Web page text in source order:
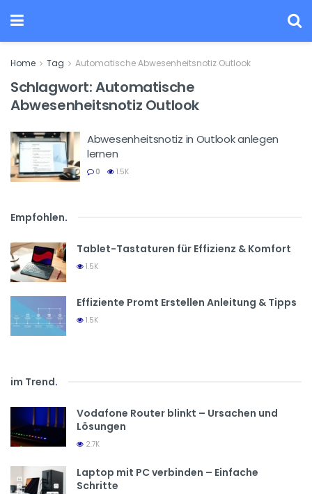
Home Tag Automatische Abwesenheitsnotiz Outlook
Schlagwort:Automatische
Abwesenheitsnotiz Outlook
Abwesenheitsnotiz in Outlook anlegen
lernen
0 1.5K
Empfohlen.
Tablet-Tastaturen für Effizienz & Komfort
1.5K
Effiziente Promt Erstellen Anleitung & Tipps
1.5K
im Trend.
Vodafone Router blinkt – Ursachen und
Lösungen
2.7K
Laptop mit PC verbinden – Einfache
Schritte